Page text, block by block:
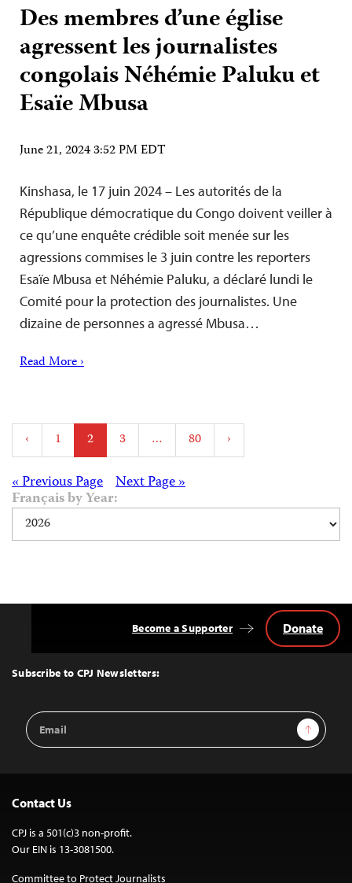
Des membres d’une église
agressent les journalistes
congolais Néhémie Paluku et
Esaïe Mbusa
June 21, 2024 3:52 PM EDT
Kinshasa, le 17 juin 2024 – Les autorités de la
République démocratique du Congo doivent veiller à
ce qu’une enquête crédible soit menée sur les
agressions commises le 3 juin contre les reporters
Esaïe Mbusa et Néhémie Paluku, a déclaré lundi le
Comité pour la protection des journalistes. Une
dizaine de personnes a agressé Mbusa…
Read More ›
Posts
pagination
‹ 1 2 3 … 80 ›
Posts
navigation
Next Page »
« Previous Page
Français by Year:
Top
Subscribe to CPJ Newsletters:
Email
Address
Sign Up
Become a Supporter Donate
Contact Us
CPJ is a 501(c)3 non-profit.
Our EIN is 13-3081500.
Committee to Protect Journalists